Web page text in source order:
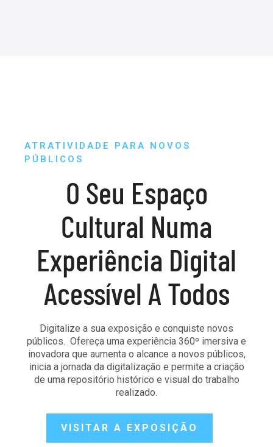
ATRATIVIDADE PARA NOVOS
PÚBLICOS
O Seu Espaço
Cultural Numa
Experiência Digital
Acessível A Todos
Digitalize a sua exposição e conquiste novos
públicos. Ofereça uma experiência 360º imersiva e
inovadora que aumenta o alcance a novos públicos,
inicia a jornada da digitalização e permite a criação
de uma repositório histórico e visual do trabalho
realizado.
VISITAR A EXPOSIÇÃO